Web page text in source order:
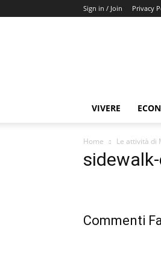
Sign in / Join Privacy
VIVERE
Home Le attività di
Commenti